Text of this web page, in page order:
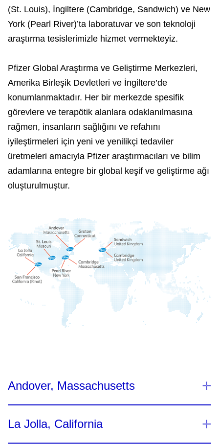
(St. Louis), İngiltere (Cambridge, Sandwich) ve New
York (Pearl River)’ta laboratuvar ve son teknoloji
araştırma tesislerimizle hizmet vermekteyiz.
Pfizer Global Araştırma ve Geliştirme Merkezleri,
Amerika Birleşik Devletleri ve İngiltere’de
konumlanmaktadır. Her bir merkezde spesifik
görevlere ve terapötik alanlara odaklanılmasına
rağmen, insanların sağlığını ve refahını
iyileştirmeleri için yeni ve yenilikçi tedaviler
üretmeleri amacıyla Pfizer araştırmacıları ve bilim
adamlarına entegre bir global keşif ve geliştirme ağı
oluşturulmuştur.
Andover, Massachusetts
283.280 m2’lik alana yayılan son teknoloji
Ar-Ge olanakları ile esnek, çok ürünlü
La Jolla, California